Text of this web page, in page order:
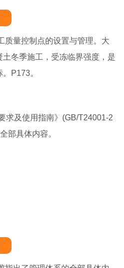
质量控制点的设置与管理。大
冬季施工，受冻临界强度，是
P173。
求及使用指南》(GB/T24001-2
部具体内容。